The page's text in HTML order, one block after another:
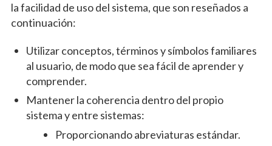
la facilidad de uso del sistema, que son reseñados a
continuación:
Utilizar conceptos, términos y símbolos familiares
al usuario, de modo que sea fácil de aprender y
comprender.
Mantener la coherencia dentro del propio
sistema y entre sistemas:
Proporcionando abreviaturas estándar.